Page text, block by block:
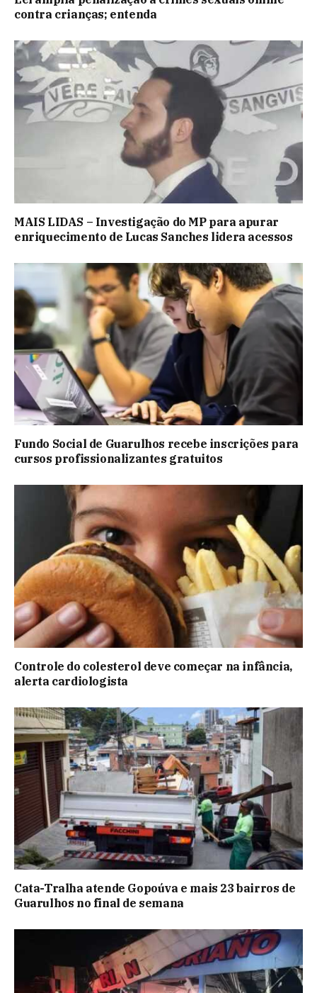
contra crianças; entenda
MAIS LIDAS – Investigação do MP para apurar
enriquecimento de Lucas Sanches lidera acessos
Fundo Social de Guarulhos recebe inscrições para
cursos profissionalizantes gratuitos
Controle do colesterol deve começar na infância,
alerta cardiologista
Cata-Tralha atende Gopoúva e mais 23 bairros de
Guarulhos no final de semana